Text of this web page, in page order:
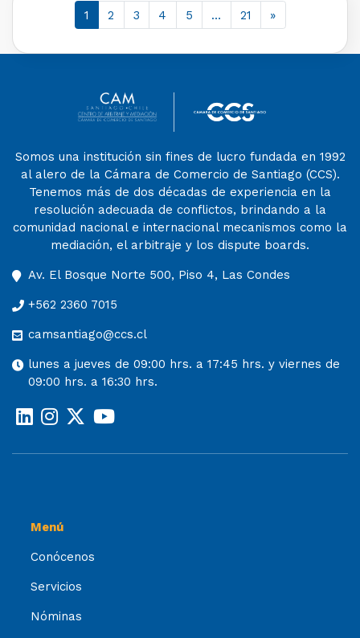
1 2 3 4 5 … 21 »
Somos una institución sin fines de lucro fundada en 1992
al alero de la Cámara de Comercio de Santiago (CCS).
Tenemos más de dos décadas de experiencia en la
resolución adecuada de conflictos, brindando a la
comunidad nacional e internacional mecanismos como la
mediación, el arbitraje y los dispute boards.
Av. El Bosque Norte 500, Piso 4, Las Condes
+562 2360 7015
camsantiago@ccs.cl
lunes a jueves de 09:00 hrs. a 17:45 hrs. y viernes de
09:00 hrs. a 16:30 hrs.
Menú
Conócenos
Servicios
Nóminas